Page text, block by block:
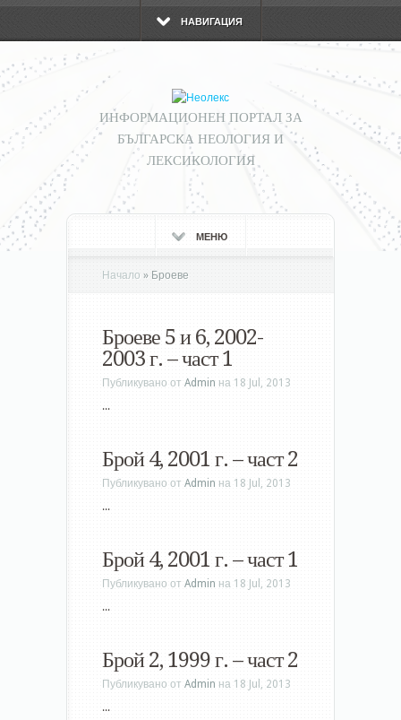
НАВИГАЦИЯ
ИНФОРМАЦИОНЕН ПОРТАЛ ЗА
БЪЛГАРСКА НЕОЛОГИЯ И
ЛЕКСИКОЛОГИЯ
МЕНЮ
Начало » Броеве
Броеве 5 и 6, 2002-
2003 г. – част 1
Публикувано от Admin на 18 Jul, 2013
...
Брой 4, 2001 г. – част 2
Публикувано от Admin на 18 Jul, 2013
...
Брой 4, 2001 г. – част 1
Публикувано от Admin на 18 Jul, 2013
...
Брой 2, 1999 г. – част 2
Публикувано от Admin на 18 Jul, 2013
...